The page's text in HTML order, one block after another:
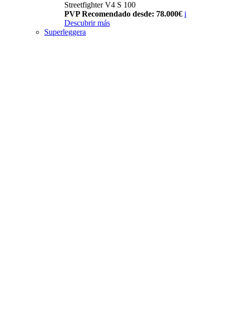
Streetfighter V4 S 100
PVP Recomendado desde: 78.000€ i
Descubrir más
Superleggera